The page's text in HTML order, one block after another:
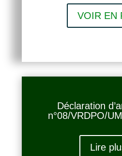
VOIR EN
Déclaration
n°08/VRDPO/
Lire